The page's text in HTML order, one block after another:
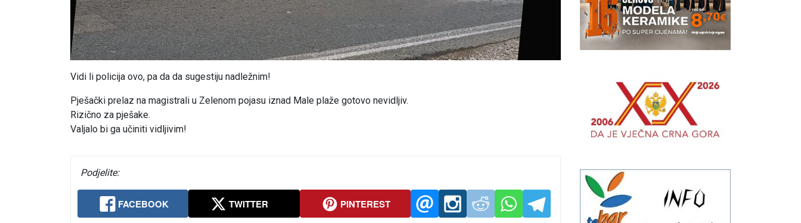
Vidi li policija ovo, pa da da sugestiju nadležnim!
Pješački prelaz na magistrali u Zelenom pojasu iznad Male plaže gotovo nevidljiv.
Rizično za pješake.
Valjalo bi ga učiniti vidljivim!
Podjelite:
FACEBOOK TWITTER PINTEREST